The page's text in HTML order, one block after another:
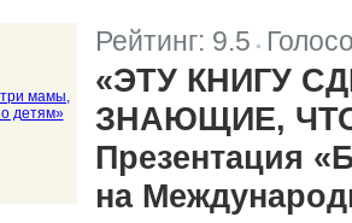
Рейтинг: 9.5
«ЭТУ КНИГУ
ЗНАЮЩИЕ,
Презентация
на